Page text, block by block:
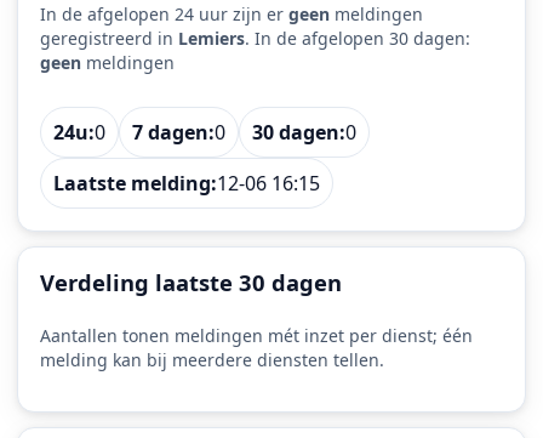
In de afgelopen 24 uur zijn er geen meldingen
geregistreerd in Lemiers. In de afgelopen 30 dagen:
geen meldingen
24u:0 7 dagen:0 30 dagen:0
Laatste melding:12-06 16:15
Verdeling laatste 30 dagen
Aantallen tonen meldingen mét inzet per dienst; één
melding kan bij meerdere diensten tellen.